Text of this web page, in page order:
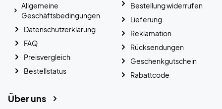
Allgemeine
Geschäftsbedingungen
Datenschutzerklärung
FAQ
Preisvergleich
Bestellstatus
Bestellung widerrufen
Lieferung
Reklamation
Rücksendungen
Geschenkgutschein
Rabattcode
Über uns